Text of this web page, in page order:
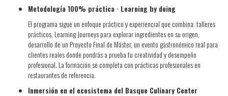
Metodología 100% práctica · Learning by doing
El programa sigue un enfoque práctico y experiencial que combina: talleres
prácticos, Learning Journeys para explorar ingredientes en su origen,
desarrollo de un Proyecto Final de Máster, un evento gastronómico real para
clientes reales donde pondrás a prueba tu creatividad y desempeño
profesional. La formación se completa con prácticas profesionales en
restaurantes de referencia.
Inmersión en el ecosistema del Basque Culinary Center